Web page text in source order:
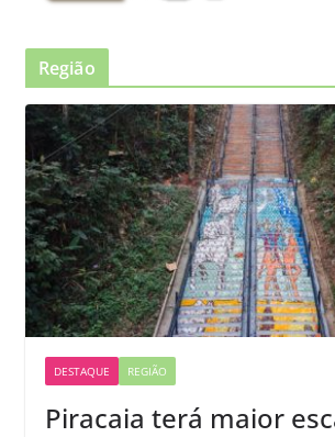
Região
DESTAQUE REGIÃO
Piracaia terá maior